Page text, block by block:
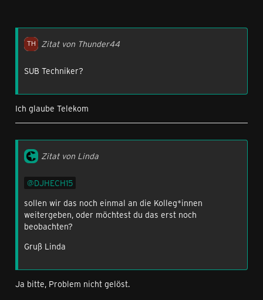
Zitat von Thunder44
SUB Techniker?
Ich glaube Telekom
Zitat von Linda
DJHECH15
sollen wir das noch einmal an die Kolleg*innen
weitergeben, oder möchtest du das erst noch
beobachten?
Gruß Linda
Ja bitte, Problem nicht gelöst.